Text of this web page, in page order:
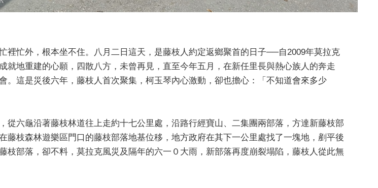
裡忙外，根本坐不住。八月二日這天，是藤枝人約定返鄉聚首的日子──自2009年莫拉克
就地重建的心願，四散八方，未曾再見，直至今年五月，在新任里長與熱心族人的奔走
。這是災後六年，藤枝人首次聚集，柯玉琴內心激動，卻也擔心：「不知道會來多少
從六龜沿著藤枝林道往上走約十七公里處，沿路行經寶山、二集團兩部落，方達新藤枝部
藤枝森林遊樂區門口的藤枝部落地基位移，地方政府在其下一公里處找了一塊地，剷平後
枝部落，卻不料，莫拉克風災及隔年的六一０大雨，新部落再度崩裂塌陷，藤枝人從此無